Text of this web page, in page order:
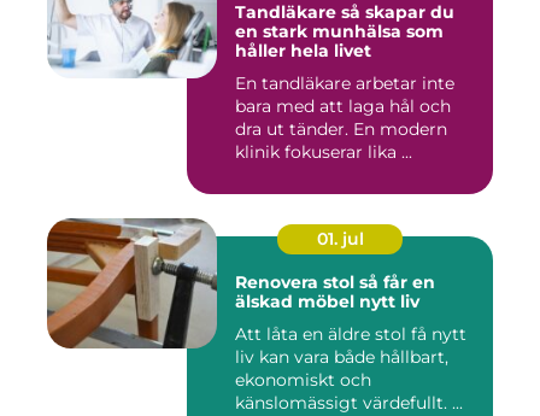
Tandläkare så skapar du
en stark munhälsa som
håller hela livet
En tandläkare arbetar inte
bara med att laga hål och
dra ut tänder. En modern
klinik fokuserar lika ...
01. jul
Renovera stol så får en
älskad möbel nytt liv
Att låta en äldre stol få nytt
liv kan vara både hållbart,
ekonomiskt och
känslomässigt värdefullt. ...